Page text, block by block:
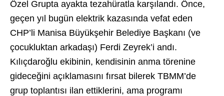
Özel Grupta ayakta tezahüratla karşılandı. Önce,
geçen yıl bugün elektrik kazasında vefat eden
CHP’li Manisa Büyükşehir Belediye Başkanı (ve
çocukluktan arkadaşı) Ferdi Zeyrek’i andı.
Kılıçdaroğlu ekibinin, kendisinin anma törenine
gideceğini açıklamasını fırsat bilerek TBMM’de
grup toplantısı ilan ettiklerini, ama programı